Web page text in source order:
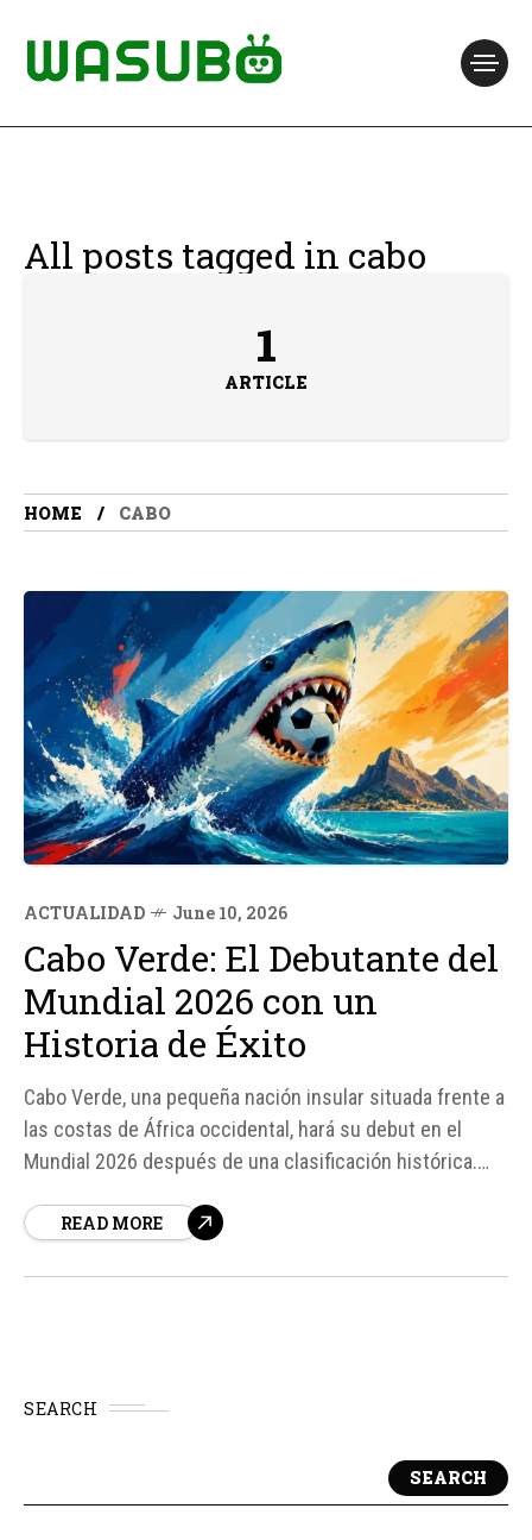
All posts tagged in cabo
1
ARTICLE
HOME CABO
ACTUALIDAD June 10, 2026
Cabo Verde: El Debutante del
Mundial 2026 con un
Historia de Éxito
Cabo Verde, una pequeña nación insular situada frente a
las costas de África occidental, hará su debut en el
Mundial 2026 después de una clasificación histórica.
impulsados por una generación de futbolistas formada
READ MORE
SEARCH
SEARCH